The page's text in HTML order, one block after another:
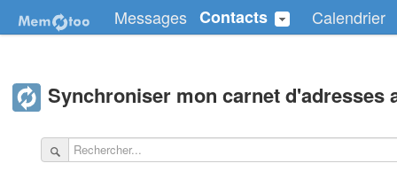
Messages Contacts Calendrier
Synchroniser mon carnet d'adresses